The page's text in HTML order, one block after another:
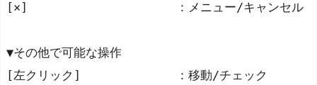
[×]			：メニュー/キャンセル
▼その他で可能な操作
[左クリック]		：移動/チェック